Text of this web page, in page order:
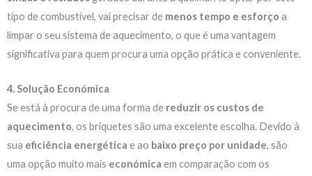
tipo de combustível, vai precisar de menos tempo e esforço a
limpar o seu sistema de aquecimento, o que é uma vantagem
significativa para quem procura uma opção prática e conveniente.
4. Solução Económica
Se está à procura de uma forma de reduzir os custos de
aquecimento, os briquetes são uma excelente escolha. Devido à
sua eficiência energética e ao baixo preço por unidade, são
uma opção muito mais económica em comparação com os